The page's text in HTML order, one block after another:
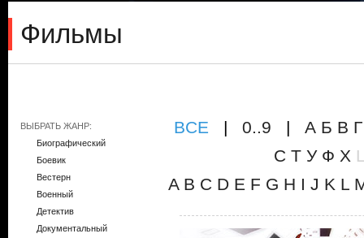
Фильмы
ВЫБРАТЬ ЖАНР:
Биографический
Боевик
Вестерн
Военный
Детектив
Документальный
ВCE | 0..9 | А Б В Г
С Т У Ф Х
A B C D E F G H I J K L